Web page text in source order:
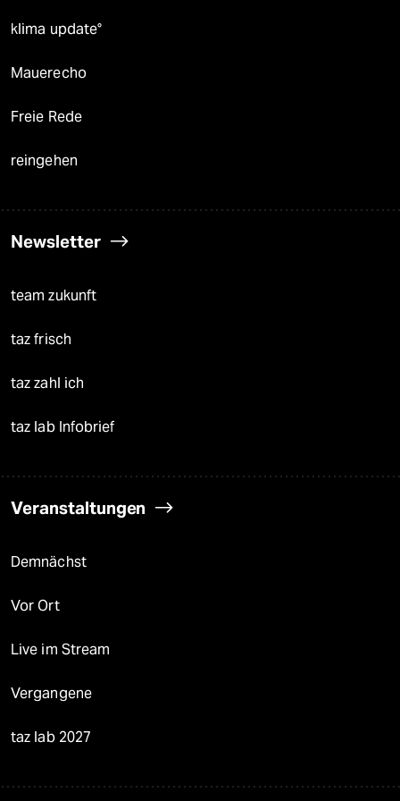
klima update°
Mauerecho
Freie Rede
reingehen
Newsletter
team zukunft
taz frisch
taz zahl ich
taz lab Infobrief
Veranstaltungen
Demnächst
Vor Ort
Live im Stream
Vergangene
taz lab 2027